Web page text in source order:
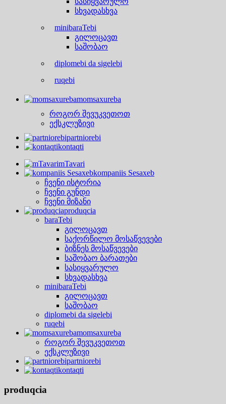
სხვადასხვა
minibaraTebi
გილოცავთ
საშობაო
diplomebi da sigelebi
ruqebi
momsaxureba
როგორ შევუკვეთოთ
ექსკლუზივი
partniorebi
kontaqti
mTavari
kompaniis Sesaxeb
ჩვენი ისტორია
ჩვენი გუნდი
ჩვენი მიზანი
produqcia
baraTebi
გილოცავთ
საქორწილო მოსაწვევები
ბიზნეს მოსაწვევები
საშობაო ბარათები
სასიყვარულო
სხვადასხვა
minibaraTebi
გილოცავთ
საშობაო
diplomebi da sigelebi
ruqebi
momsaxureba
როგორ შევუკვეთოთ
ექსკლუზივი
partniorebi
kontaqti
produqcia